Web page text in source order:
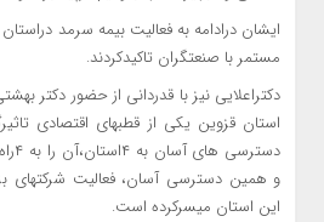
ایشان‌ درادامه به فعالیت بیمه سرمد دراستان
مستمر با صنعتگران تاکیدکردند.
دکتراعلایی نیز با قدردانی از حضور دکتر
استان قزوین یکی از قطبهای اقتصادی
و همین دسترسی آسان، فعالیت شرکتهای
این استان میسرکرده است.